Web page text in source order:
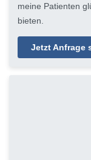
meine Patienten
bieten.
Jetzt Anfrage